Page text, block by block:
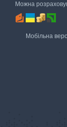
Можна
Мобільна